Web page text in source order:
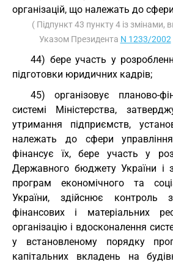
організацій, що належать до
( Підпункт 43 пункту 4 із змінами,
Указом Президента N 1233/2002
44) бере участь у
підготовки юридичних кадрів;
45) організовує планово-
системі Міністерства,
утримання підприємств,
належать до сфери
фінансує їх, бере участь у
Державного бюджету України і
програм економічного та
України, здійснює контроль
фінансових і матеріальних
організацію і вдосконалення
у встановленому порядку
капітальних вкладень на